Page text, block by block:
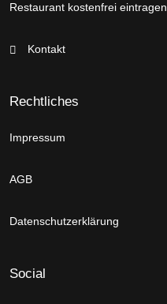
Restaurant kostenfrei eintragen
Kontakt
Rechtliches
Impressum
AGB
Datenschutzerklärung
Social